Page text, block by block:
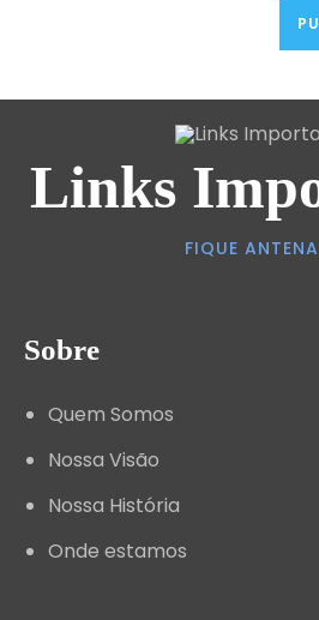
Links
FIQUE
Sobre
Quem Somos
Nossa Visão
Nossa História
Onde estamos